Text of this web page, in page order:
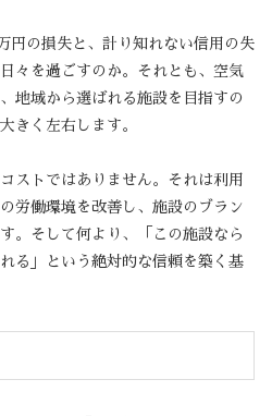
円の損失と、計り知れない信用の失
々を過ごすのか。それとも、空気
地域から選ばれる施設を目指すの
きく左右します。
ストではありません。それは利用
労働環境を改善し、施設のブラン
。そして何より、「この施設なら
る」という絶対的な信頼を築く基